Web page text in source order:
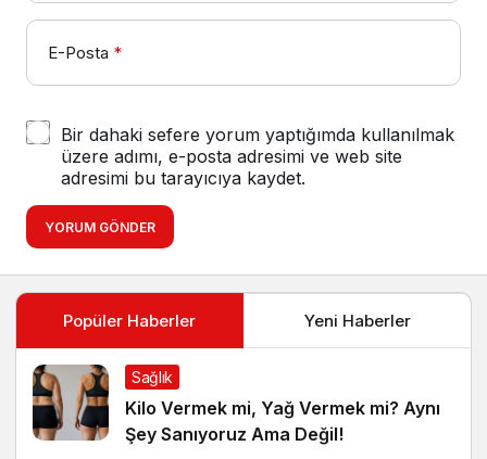
E-Posta *
Bir dahaki sefere yorum yaptığımda kullanılmak
üzere adımı, e-posta adresimi ve web site
adresimi bu tarayıcıya kaydet.
YORUM GÖNDER
Popüler Haberler Yeni Haberler
Sağlık
Kilo Vermek mi, Yağ Vermek mi? Aynı
Şey Sanıyoruz Ama Değil!